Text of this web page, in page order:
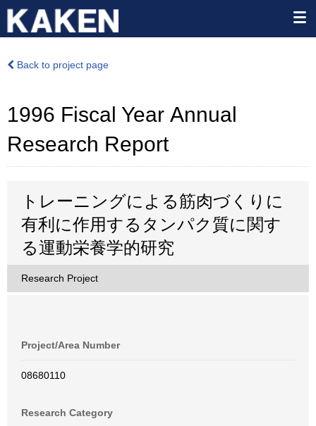
Back to project page
1996 Fiscal Year Annual
Research Report
トレーニングによる筋肉づくりに
有利に作用するタンパク質に関す
る運動栄養学的研究
Research Project
Project/Area Number
08680110
Research Category